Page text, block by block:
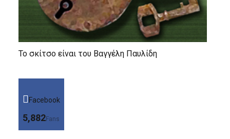
Το σκίτσο είναι του Βαγγέλη Παυλίδη
Facebook
5,882Fans